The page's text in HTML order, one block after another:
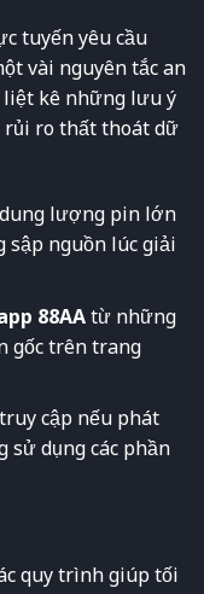
tuyến yêu cầu
vài nguyên tắc an
liệt kê những lưu ý
ro thất thoát dữ
lượng pin lớn
nguồn lúc giải
88AAtừ những
gốc trên trang
cập nếu phát
dụng các phần
quy trình giúp tối